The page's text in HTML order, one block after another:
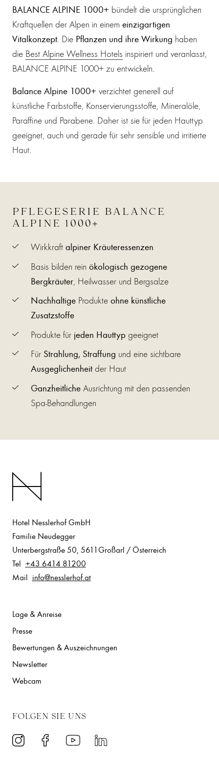
BALANCE ALPINE 1000+ bündelt die ursprünglichen
Kraftquellen der Alpen in einem einzigartigen
Vitalkonzept. Die Pflanzen und ihre Wirkung haben
die Best Alpine Wellness Hotels inspiriert und veranlasst,
BALANCE ALPINE 1000+ zu entwickeln.
Balance Alpine 1000+ verzichtet generell auf
künstliche Farbstoffe, Konservierungsstoffe, Mineralöle,
Paraffine und Parabene. Daher ist sie für jeden Hauttyp
geeignet, auch und gerade für sehr sensible und irritierte
Haut.
PFLEGESERIE BALANCE
ALPINE 1000+
Wirkkraft alpiner Kräuteressenzen
Basis bilden rein ökologisch gezogene
Bergkräuter, Heilwasser und Bergsalze
Nachhaltige Produkte ohne künstliche
Zusatzstoffe
Produkte für jeden Hauttyp geeignet
Für Strahlung, Straffung und eine sichtbare
Ausgeglichenheit der Haut
Ganzheitliche Ausrichtung mit den passenden
Spa-Behandlungen
Hotel Nesslerhof GmbH
Familie Neudegger
Unterbergstraße 50, 5611 Großarl / Österreich
Tel +43 6414 81200
Mail info@nesslerhof.at
Lage & Anreise
Presse
Bewertungen & Auszeichnungen
Newsletter
Webcam
FOLGEN SIE UNS